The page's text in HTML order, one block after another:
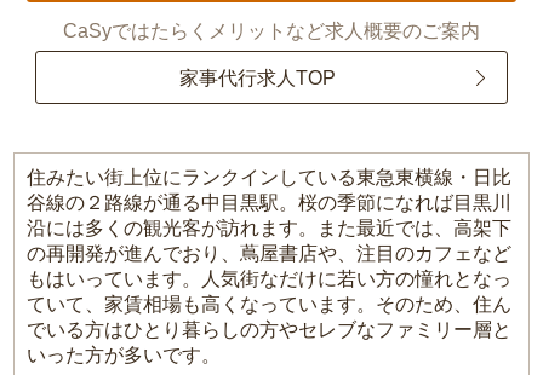
CaSyではたらくメリットなど求人概要のご案内
家事代行求人TOP
住みたい街上位にランクインしている東急東横線・日比
谷線の２路線が通る中目黒駅。桜の季節になれば目黒川
沿には多くの観光客が訪れます。また最近では、高架下
の再開発が進んでおり、蔦屋書店や、注目のカフェなど
もはいっています。人気街なだけに若い方の憧れとなっ
ていて、家賃相場も高くなっています。そのため、住ん
でいる方はひとり暮らしの方やセレブなファミリー層と
いった方が多いです。